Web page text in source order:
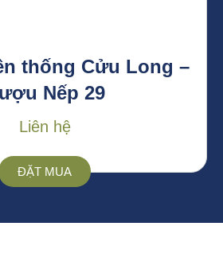
thống Cửu Long –
Nếp 29
Liên hệ
ĐẶT MUA